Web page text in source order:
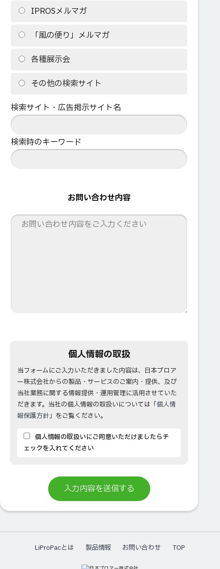
IPROSメルマガ
「風の便り」メルマガ
各種展示会
その他の検索サイト
検索サイト・広告掲示サイト名
検索時のキーワード
お問い合わせ内容
個人情報の取扱
当フォームにご入力いただきました内容は、日本ブロア
ー株式会社からの製品・サービスのご案内・提供、及び
当社業務に関する情報提供・運用管理に活用させていた
だきます。当社の個人情報の取扱いについては「個人情
報保護方針」をご覧ください。
個人情報の取扱いにご同意いただけましたらチ
ェックを入れてください
LiProPacとは 製品情報 お問い合わせ TOP